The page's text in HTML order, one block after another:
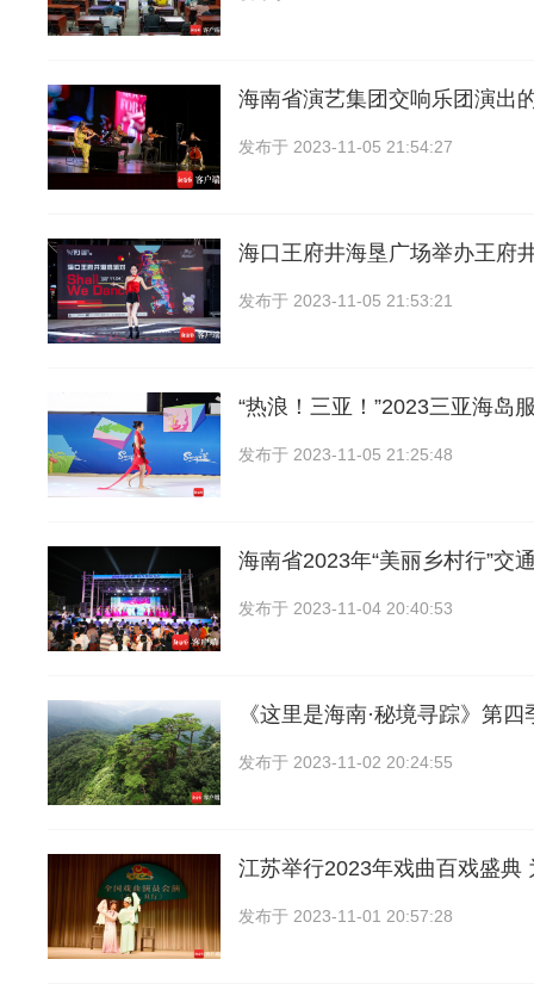
海南省演艺集团交响乐团演出
发布于 2023-11-05 21:54:27
海口王府井海垦广场举办王府
发布于 2023-11-05 21:53:21
“热浪！三亚！”2023三亚海岛
发布于 2023-11-05 21:25:48
海南省2023年“美丽乡村行”交
发布于 2023-11-04 20:40:53
《这里是海南·秘境寻踪》第四
发布于 2023-11-02 20:24:55
江苏举行2023年戏曲百戏盛典
发布于 2023-11-01 20:57:28